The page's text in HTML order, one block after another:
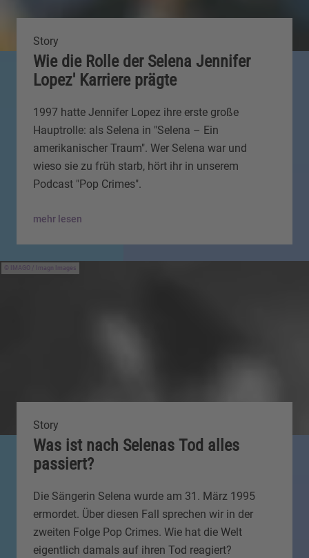
Story
Wie die Rolle der Selena Jennifer
Lopez' Karriere prägte
1997 hatte Jennifer Lopez ihre erste große
Hauptrolle: als Selena in "Selena – Ein
amerikanischer Traum". Wer Selena war und
wieso sie zu früh starb, hört ihr in unserem
Podcast "Pop Crimes".
mehr lesen
IMAGO / Imagn Images
Story
Was ist nach Selenas Tod alles
passiert?
Die Sängerin Selena wurde am 31. März 1995
ermordet. Über diesen Fall sprechen wir in der
zweiten Folge Pop Crimes. Wie hat die Welt
eigentlich damals auf ihren Tod reagiert?